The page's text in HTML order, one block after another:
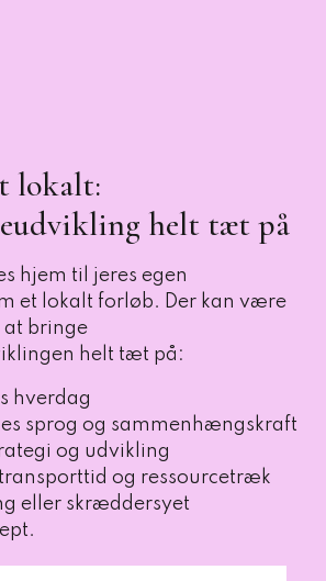
lokalt:
helt tæt på
hjem til jeres egen
et lokalt forløb. Der kan være
at bringe
helt tæt på:
hverdag
sprog og sammenhængskraft
og udvikling
og ressourcetræk
eller skræddersyet